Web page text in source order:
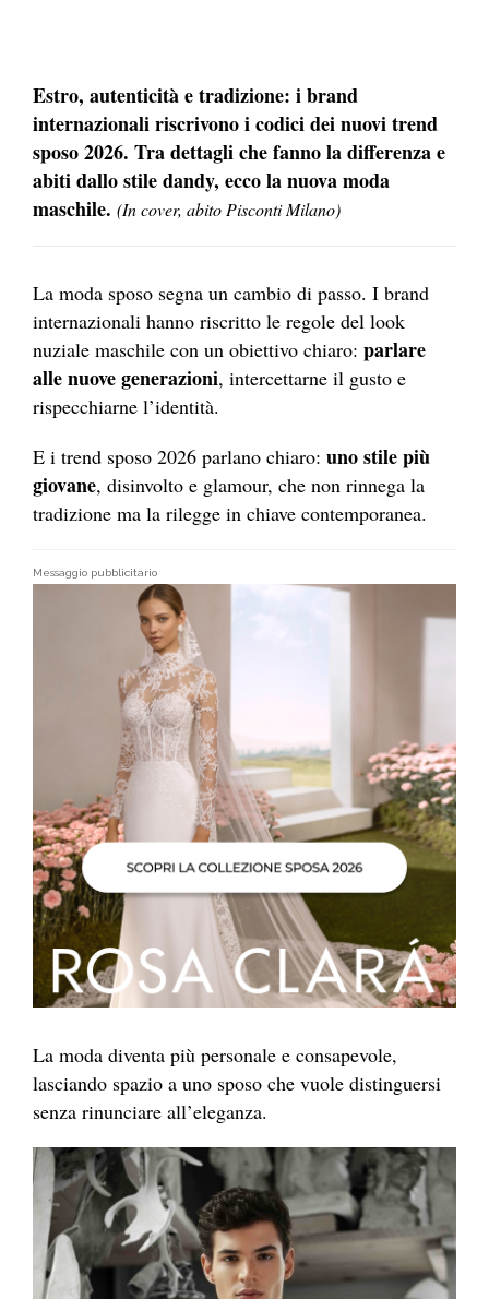
Estro, autenticità e tradizione: i brand
internazionali riscrivono i codici dei nuovi trend
sposo 2026. Tra dettagli che fanno la differenza e
abiti dallo stile dandy, ecco la nuova moda
maschile. (In cover, abito Pisconti Milano)
La moda sposo segna un cambio di passo. I brand
internazionali hanno riscritto le regole del look
nuziale maschile con un obiettivo chiaro: parlare
alle nuove generazioni, intercettarne il gusto e
rispecchiarne l’identità.
E i trend sposo 2026 parlano chiaro: uno stile più
giovane, disinvolto e glamour, che non rinnega la
tradizione ma la rilegge in chiave contemporanea.
Messaggio pubblicitario
La moda diventa più personale e consapevole,
lasciando spazio a uno sposo che vuole distinguersi
senza rinunciare all’eleganza.